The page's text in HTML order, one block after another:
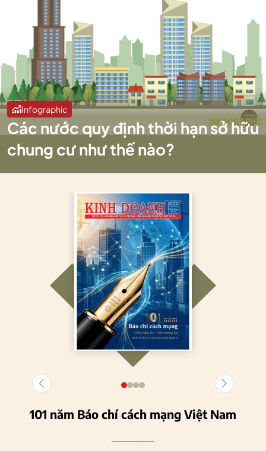
Infographic
Các nước quy định thời hạn sở hữu
chung cư như thế nào?
101 năm Báo chí cách mạng Việt Nam